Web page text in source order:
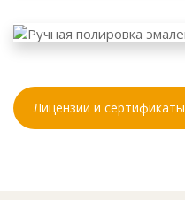
Лицензии и сертификаты